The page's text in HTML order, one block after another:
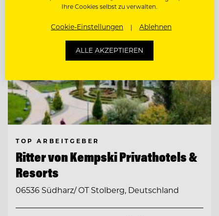
TOP ARBEITGEBER
Ritter von Kempski Privathotels &
Resorts
06536 Südharz/ OT Stolberg, Deutschland
Ihre Cookies selbst zu verwalten.
Cookie-Einstellungen Ablehnen
ALLE AKZEPTIEREN